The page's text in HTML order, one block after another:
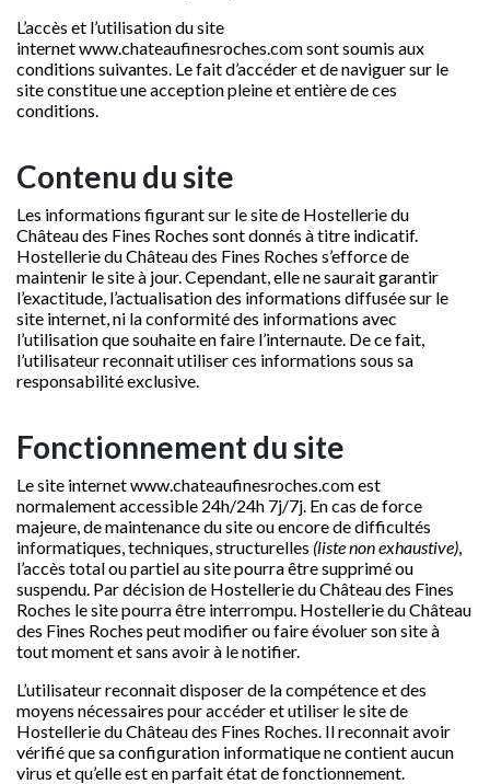
L’accès et l’utilisation du site
internetwww.chateaufinesroches.comsont soumis aux
conditions suivantes. Le fait d’accéder et de naviguer sur le
site constitue une acception pleine et entière de ces
conditions.
Contenu du site
Les informations figurant sur le site de Hostellerie du
Château des Fines Roches sont donnés à titre indicatif.
Hostellerie du Château des Fines Roches s’efforce de
maintenir le site à jour. Cependant, elle ne saurait garantir
l’exactitude, l’actualisation des informations diffusée sur le
site internet, ni la conformité des informations avec
l’utilisation que souhaite en faire l’internaute. De ce fait,
l’utilisateur reconnait utiliser ces informations sous sa
responsabilité exclusive.
Fonctionnement du site
Le site internet www.chateaufinesroches.com est
normalement accessible 24h/24h 7j/7j. En cas de force
majeure, de maintenance du site ou encore de difficultés
informatiques, techniques, structurelles (liste non exhaustive),
l’accès total ou partiel au site pourra être supprimé ou
suspendu. Par décision de Hostellerie du Château des Fines
Roches le site pourra être interrompu. Hostellerie du Château
des Fines Roches peut modifier ou faire évoluer son site à
tout moment et sans avoir à le notifier.
L’utilisateur reconnait disposer de la compétence et des
moyens nécessaires pour accéder et utiliser le site de
Hostellerie du Château des Fines Roches. Il reconnait avoir
vérifié que sa configuration informatique ne contient aucun
virus et qu’elle est en parfait état de fonctionnement.